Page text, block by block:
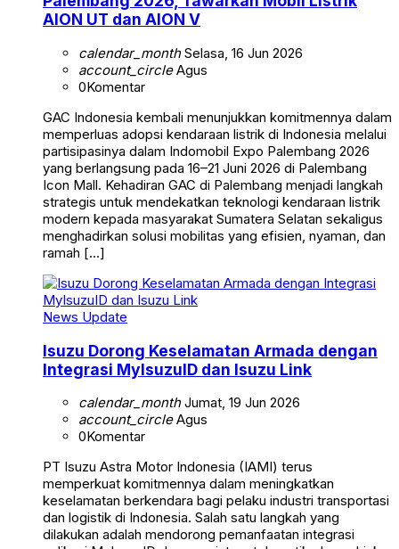
AION UT dan AION V
calendar_monthSelasa, 16 Jun 2026
account_circleAgus
0Komentar
GAC Indonesia kembali menunjukkan komitmennya dalam
memperluas adopsi kendaraan listrik di Indonesia melalui
partisipasinya dalam Indomobil Expo Palembang 2026
yang berlangsung pada 16–21 Juni 2026 di Palembang
Icon Mall. Kehadiran GAC di Palembang menjadi langkah
strategis untuk mendekatkan teknologi kendaraan listrik
modern kepada masyarakat Sumatera Selatan sekaligus
menghadirkan solusi mobilitas yang efisien, nyaman, dan
ramah […]
News Update
Isuzu Dorong Keselamatan Armada dengan
Integrasi MyIsuzuID dan Isuzu Link
calendar_monthJumat, 19 Jun 2026
account_circleAgus
0Komentar
PT Isuzu Astra Motor Indonesia (IAMI) terus
memperkuat komitmennya dalam meningkatkan
keselamatan berkendara bagi pelaku industri transportasi
dan logistik di Indonesia. Salah satu langkah yang
dilakukan adalah mendorong pemanfaatan integrasi